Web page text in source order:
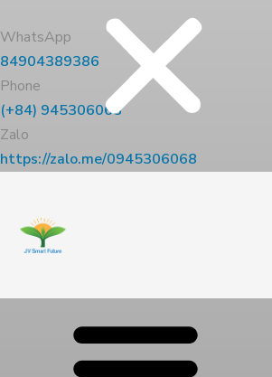
WhatsApp
84904389386
Phone
(+84) 945306068
Zalo
https://zalo.me/0945306068